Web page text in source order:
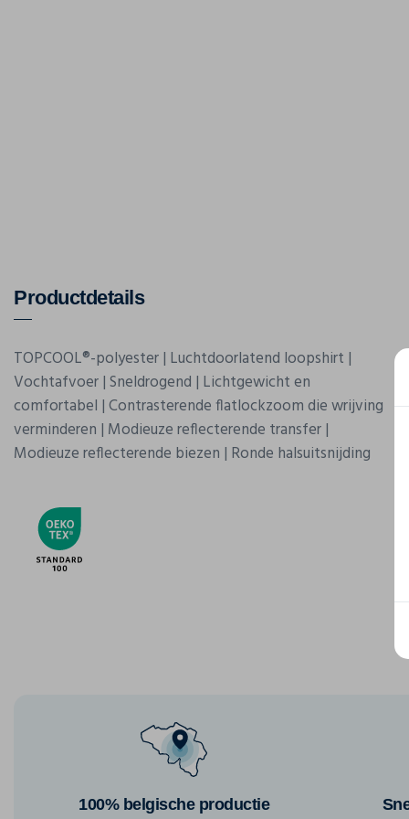
Productdetails
TOPCOOL®-polyester | Luchtdoorlatend loopshirt |
Vochtafvoer | Sneldrogend | Lichtgewicht en
comfortabel | Contrasterende flatlockzoom die wrijving
verminderen | Modieuze reflecterende transfer |
Modieuze reflecterende biezen | Ronde halsuitsnijding
100% belgische productie